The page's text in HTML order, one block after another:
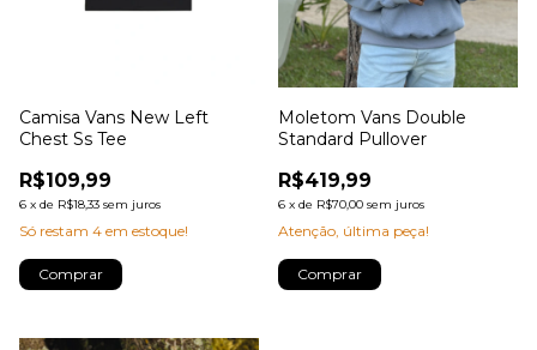
Camisa Vans New Left
Chest Ss Tee
R$109,99
6 x de R$18,33 sem juros
Só restam 4 em estoque!
Comprar
Moletom Vans Double
Standard Pullover
R$419,99
6 x de R$70,00 sem juros
Atenção, última peça!
Comprar